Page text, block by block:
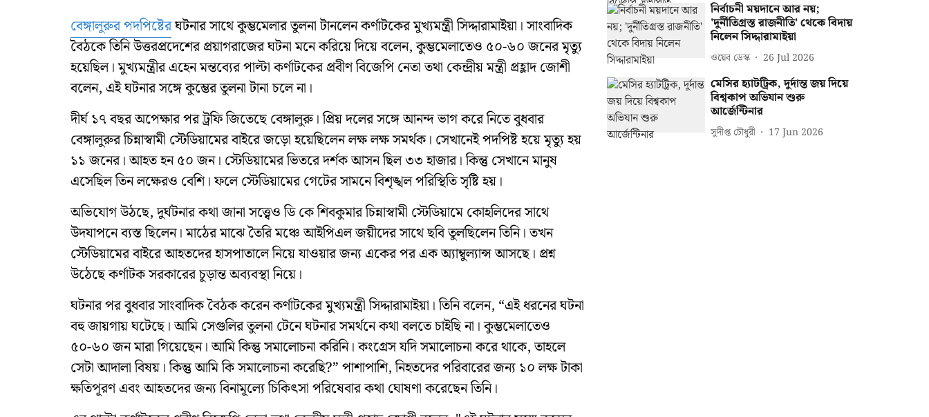
বেঙ্গালুরুর পদপিষ্টেরঘটনার সাথে কুম্ভমেলার তুলনা টানলেন কর্ণাটকের মুখ্যমন্ত্রী সিদ্দারামাইয়া। সাংবাদিক
বৈঠকে তিনি উত্তরপ্রদেশের প্রয়াগরাজের ঘটনা মনে করিয়ে দিয়ে বলেন, কুম্ভমেলাতেও ৫০-৬০ জনের মৃত্যু
হয়েছিল। মুখ্যমন্ত্রীর এহেন মন্তব্যের পাল্টা কর্ণাটকের প্রবীণ বিজেপি নেতা তথা কেন্দ্রীয় মন্ত্রী প্রহ্লাদ জোশী
বলেন, এই ঘটনার সঙ্গে কুম্ভের তুলনা টানা চলে না।
দীর্ঘ ১৭ বছর অপেক্ষার পর ট্রফি জিতেছে বেঙ্গালুরু। প্রিয় দলের সঙ্গে আনন্দ ভাগ করে নিতে বুধবার
বেঙ্গালুরুর চিন্নাস্বামী স্টেডিয়ামের বাইরে জড়ো হয়েছিলেন লক্ষ লক্ষ সমর্থক। সেখানেই পদপিষ্ট হয়ে মৃত্যু হয়
১১ জনের। আহত হন ৫০ জন। স্টেডিয়ামের ভিতরে দর্শক আসন ছিল ৩৩ হাজার। কিন্তু সেখানে মানুষ
এসেছিল তিন লক্ষেরও বেশি। ফলে স্টেডিয়ামের গেটের সামনে বিশৃঙ্খল পরিস্থিতি সৃষ্টি হয়।
অভিযোগ উঠছে, দুর্ঘটনার কথা জানা সত্ত্বেও ডি কে শিবকুমার চিন্নাস্বামী স্টেডিয়ামে কোহলিদের সাথে
উদযাপনে ব্যস্ত ছিলেন। মাঠের মাঝে তৈরি মঞ্চে আইপিএল জয়ীদের সাথে ছবি তুলছিলেন তিনি। তখন
স্টেডিয়ামের বাইরে আহতদের হাসপাতালে নিয়ে যাওয়ার জন্য একের পর এক অ্যাম্বুল্যান্স আসছে। প্রশ্ন
উঠেছে কর্ণাটক সরকারের চূড়ান্ত অব্যবস্থা নিয়ে।
ঘটনার পর বুধবার সাংবাদিক বৈঠক করেন কর্ণাটকের মুখ্যমন্ত্রী সিদ্দারামাইয়া। তিনি বলেন, “এই ধরনের ঘটনা
বহু জায়গায় ঘটেছে। আমি সেগুলির তুলনা টেনে ঘটনার সমর্থনে কথা বলতে চাইছি না। কুম্ভমেলাতেও
৫০-৬০ জন মারা গিয়েছেন। আমি কিন্তু সমালোচনা করিনি। কংগ্রেস যদি সমালোচনা করে থাকে, তাহলে
সেটা আদালা বিষয়। কিন্তু আমি কি সমালোচনা করেছি?” পাশাপাশি, নিহতদের পরিবারের জন্য ১০ লক্ষ টাকা
ক্ষতিপূরণ এবং আহতদের জন্য বিনামূল্যে চিকিৎসা পরিষেবার কথা ঘোষণা করেছেন তিনি।
নির্বাচনী ময়দানে আর নয়;
'দুর্নীতিগ্রস্ত রাজনীতি' থেকে বিদায়
নিলেন সিদ্দারামাইয়া
ওয়েব ডেস্ক 26 Jul 2026
মেসির হ্যাটট্রিক, দুর্দান্ত জয় দিয়ে
বিশ্বকাপ অভিযান শুরু
আর্জেন্টিনার
সুদীপ্ত চৌধুরী 17 Jun 2026